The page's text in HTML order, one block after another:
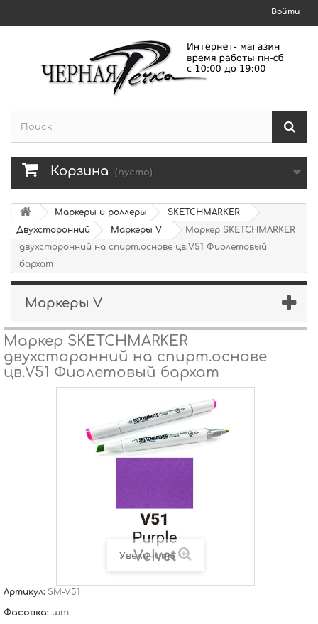
Войти
Корзина (пусто)
Маркеры и роллеры
SKETCHMARKER
Двухсторонний
Маркеры V
Маркер SKETCHMARKER
двухсторонний на спирт.основе цв.V51 Фиолетовый
бархат
Маркеры V
Маркер SKETCHMARKER
двухсторонний на спирт.основе
цв.V51 Фиолетовый бархат
Увеличить
Артикул: SM-V51
Фасовка: шт